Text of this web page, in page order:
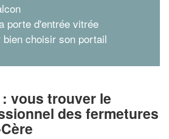
porte d'entrée vitrée
bien choisir son portail
vous trouver le
des fermetures